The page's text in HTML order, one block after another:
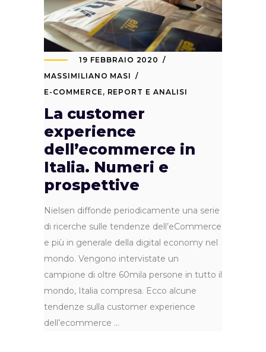
19 FEBBRAIO 2020
MASSIMILIANO MASI
E-COMMERCE , REPORT E ANALISI
La customer
experience
dell’ecommerce in
Italia. Numeri e
prospettive
Nielsen diffonde periodicamente una serie
di ricerche sulle tendenze dell’eCommerce
e più in generale della digital economy nel
mondo. Vengono intervistate un
campione di oltre 60mila persone in tutto il
mondo, Italia compresa. Ecco alcune
tendenze sulla customer experience
dell’ecommerce